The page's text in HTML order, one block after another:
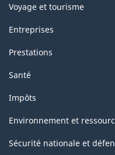
Voyage et tourisme
Entreprises
Prestations
Santé
Impôts
Environnement et
Sécurité nationale et